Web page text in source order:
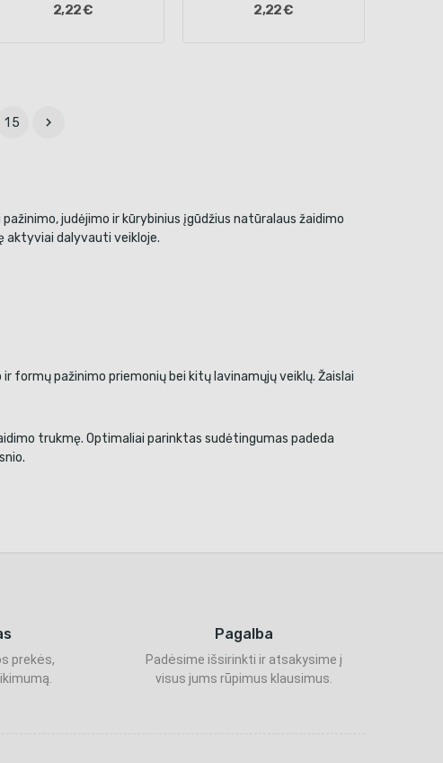
2,22 € 2,22 €
15 
judėjimo ir kūrybinius įgūdžius natūralaus žaidimo
aktyviai dalyvauti veikloje.
formų pažinimo priemonių bei kitų lavinamųjų veiklų. Žaislai
trukmę. Optimaliai parinktas sudėtingumas padeda
prekės,
Pagalba
Padėsime išsirinkti ir atsakysime į
visus jums rūpimus klausimus.